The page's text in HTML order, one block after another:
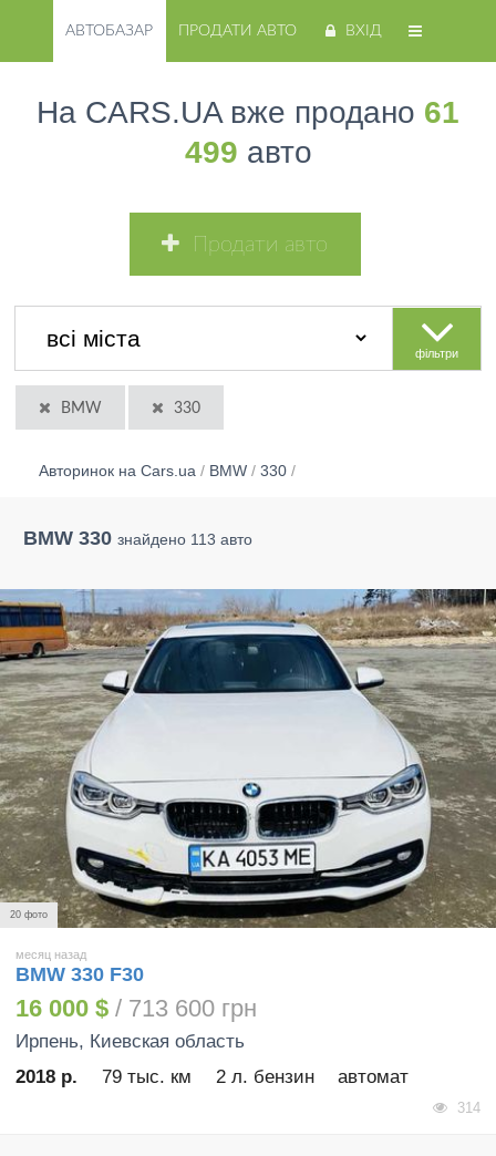
АВТОБАЗАР ПРОДАТИ АВТО ВХІД
На CARS.UA вже продано 61
499 авто
Продати авто
фільтри
BMW 330
Авторинок на Cars.ua / BMW / 330 /
BMW 330 знайдено 113 авто
20 фото
месяц назад
BMW 330 F30
16 000 $ / 713 600 грн
Ирпень, Киевская область
2018 р.
79 тыс. км 2 л. бензин автомат
314